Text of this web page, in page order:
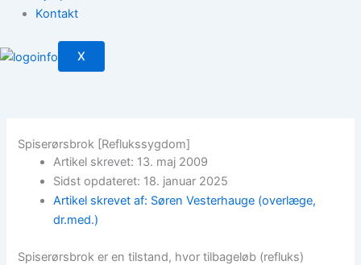
Kontakt
X
Spiserørsbrok [Reflukssygdom]
Artikel skrevet: 13. maj 2009
Sidst opdateret: 18. januar 2025
Artikel skrevet af: Søren Vesterhauge (overlæge,
dr.med.)
Spiserørsbrok er en tilstand, hvor tilbageløb (refluks)